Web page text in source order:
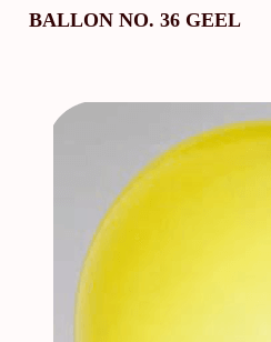
BALLON NO. 36 GEEL